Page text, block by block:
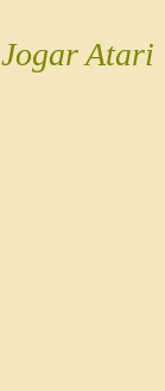
Jogar Atari